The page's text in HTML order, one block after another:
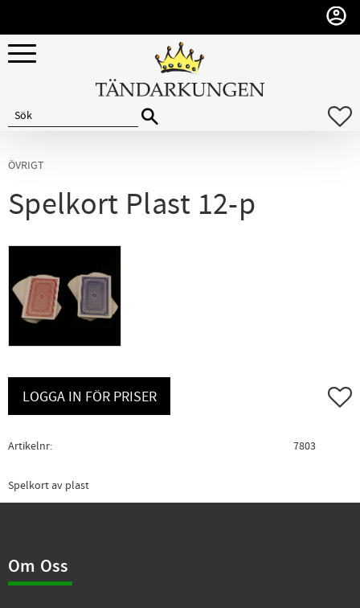
Meny
ÖVRIGT
Spelkort Plast 12-p
LOGGA IN FÖR PRISER Lägg
Artikelnr 7803
Spelkort av plast
Om Oss